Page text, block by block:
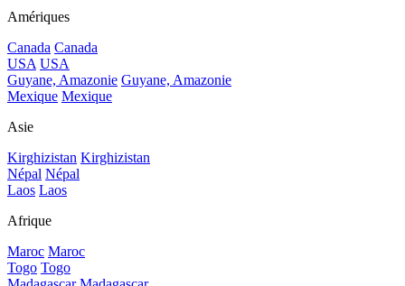
Amériques
Canada Canada
USA USA
Guyane, Amazonie Guyane, Amazonie
Mexique Mexique
Asie
Kirghizistan Kirghizistan
Népal Népal
Laos Laos
Afrique
Maroc Maroc
Togo Togo